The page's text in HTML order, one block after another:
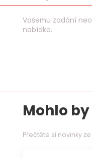
Vašemu zadání
nabídka.
Mohlo
Přečtěte si novinky